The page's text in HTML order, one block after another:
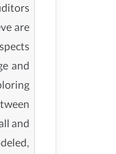
are
and
and